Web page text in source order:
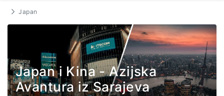
Japan
Japan i Kina - Azijska
Avantura iz Sarajeva